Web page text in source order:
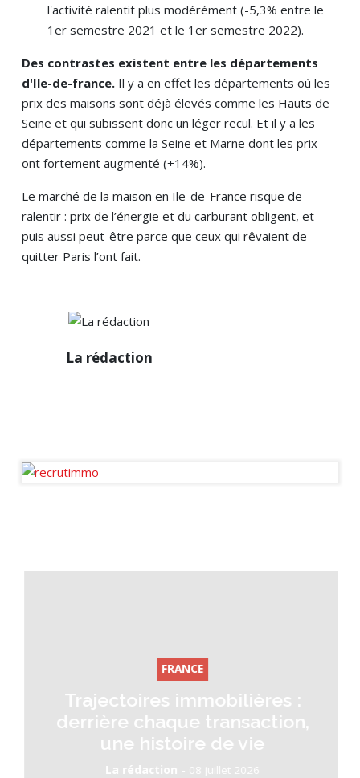
l'activité ralentit plus modérément (-5,3% entre le
1er semestre 2021 et le 1er semestre 2022).
Des contrastes existent entre les départements
d'Ile-de-france. Il y a en effet les départements où les
prix des maisons sont déjà élevés comme les Hauts de
Seine et qui subissent donc un léger recul. Et il y a les
départements comme la Seine et Marne dont les prix
ont fortement augmenté (+14%).
Le marché de la maison en Ile-de-France risque de
ralentir : prix de l’énergie et du carburant obligent, et
puis aussi peut-être parce que ceux qui rêvaient de
quitter Paris l’ont fait.
La rédaction
rédaction
FRANCE
Trajectoires immobilières :
derrière chaque transaction,
une histoire de vie
La rédaction- 08 juillet 2026